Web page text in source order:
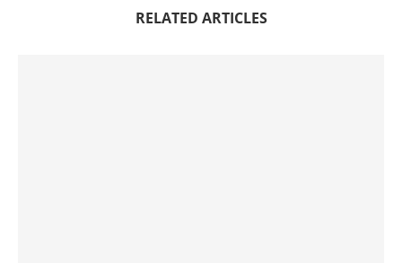
RELATED ARTICLES